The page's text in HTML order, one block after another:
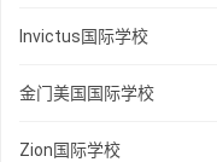
Invictus国际学校
金门美国国际学校
Zion国际学校